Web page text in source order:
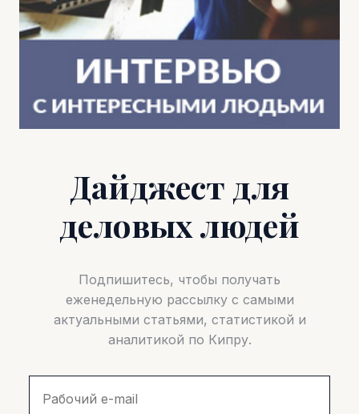
Дайджест для
деловых людей
Подпишитесь, чтобы получать
еженедельную рассылку с самыми
актуальными статьями, статистикой и
аналитикой по Кипру.